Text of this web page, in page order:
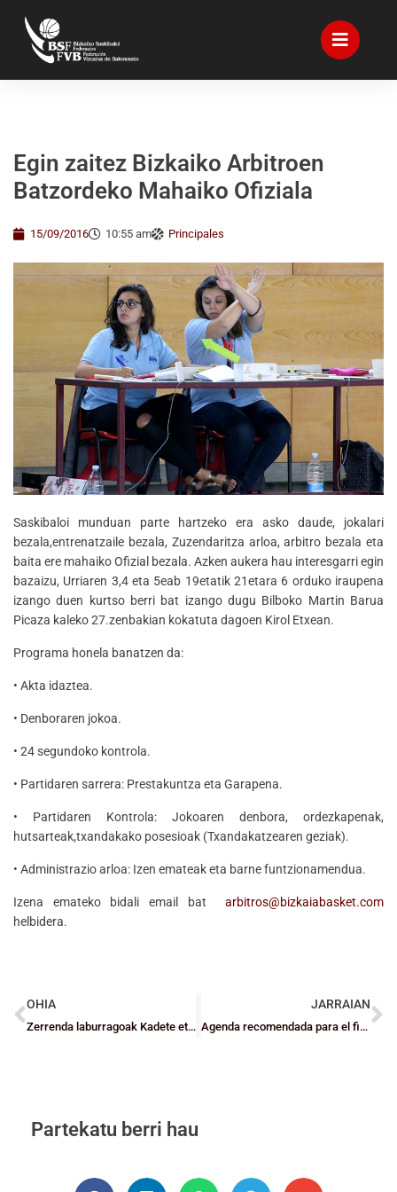
Egin zaitez Bizkaiko Arbitroen
Batzordeko Mahaiko Ofiziala
15/09/2016 10:55 am Principales
Saskibaloi munduan parte hartzeko era asko daude, jokalari
bezala,entrenatzaile bezala, Zuzendaritza arloa, arbitro bezala eta
baita ere mahaiko Ofizial bezala. Azken aukera hau interesgarri egin
bazaizu, Urriaren 3,4 eta 5eab 19etatik 21etara 6 orduko iraupena
izango duen kurtso berri bat izango dugu Bilboko Martin Barua
Picaza kaleko 27.zenbakian kokatuta dagoen Kirol Etxean.
Programa honela banatzen da:
• Akta idaztea.
• Denboraren jokoa.
• 24 segundoko kontrola.
• Partidaren sarrera: Prestakuntza eta Garapena.
• Partidaren Kontrola: Jokoaren denbora, ordezkapenak,
hutsarteak,txandakako posesioak (Txandakatzearen geziak).
• Administrazio arloa: Izen emateak eta barne funtzionamendua.
Izena emateko bidali email bat arbitros@bizkaiabasket.com
helbidera.
OHIA
Zerrenda laburragoak Kadete eta Haur mailako aurre selekzioetan.
JARRAIAN
Agenda recomendada para el fin de semana
Partekatu berri hau